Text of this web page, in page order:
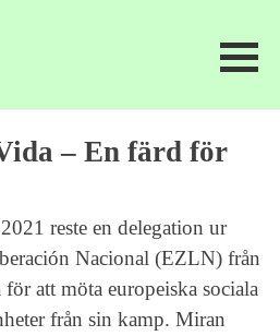
– En färd för
reste en delegation ur
Nacional (EZLN) från
att möta europeiska sociala
från sin kamp. Miran